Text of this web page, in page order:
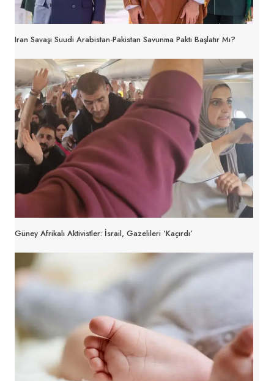
Iran Savaşı Suudi Arabistan-Pakistan Savunma Paktı Başlatır Mı?
Güney Afrikalı Aktivistler: İsrail, Gazelileri ‘Kaçırdı’